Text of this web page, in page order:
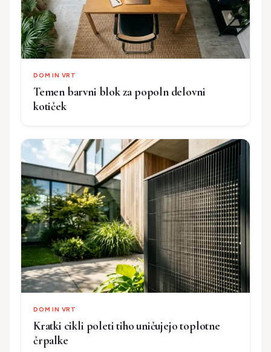
DOM IN VRT
Temen barvni blok za popoln delovni
kotiček
DOM IN VRT
Kratki cikli poleti tiho uničujejo toplotne
črpalke